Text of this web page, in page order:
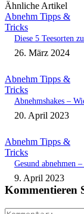
Ähnliche Artikel
Abnehm Tipps &
Tricks
Diese 5 Teesorten
26. März 2024
Abnehm Tipps &
Tricks
Abnehmshakes –
20. April 2023
Abnehm Tipps &
Tricks
Gesund abnehmen
9. April 2023
Kommentieren